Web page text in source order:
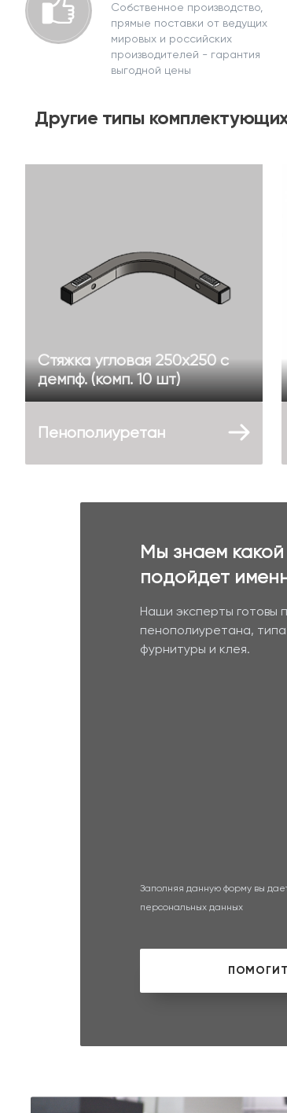
Собственное производство,
прямые поставки от ведущих
мировых и российских
производителей - гарантия
выгодной цены
Другие типы
Стяжка угловая 250х250 с
демпф. (комп. 10 шт)
Пенополиуретан
Мы знаем
подойдет
Наши эксперты готовы
пенополиуретана,
фурнитуры и клея.
Заполняя данную форму вы
персональных данных